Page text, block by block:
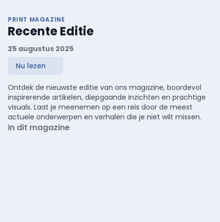
PRINT MAGAZINE
Recente Editie
25 augustus 2025
Nu lezen
Ontdek de nieuwste editie van ons magazine, boordevol
inspirerende artikelen, diepgaande inzichten en prachtige
visuals. Laat je meenemen op een reis door de meest
actuele onderwerpen en verhalen die je niet wilt missen.
In dit magazine